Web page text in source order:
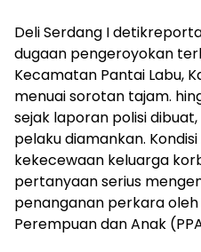
Deli Serdang I
dugaan pengeroyokan
Kecamatan Pantai Labu,
menuai sorotan tajam.
sejak laporan polisi
pelaku diamankan.
kekecewaan keluarga
pertanyaan serius
penanganan perkara
Perempuan dan Anak